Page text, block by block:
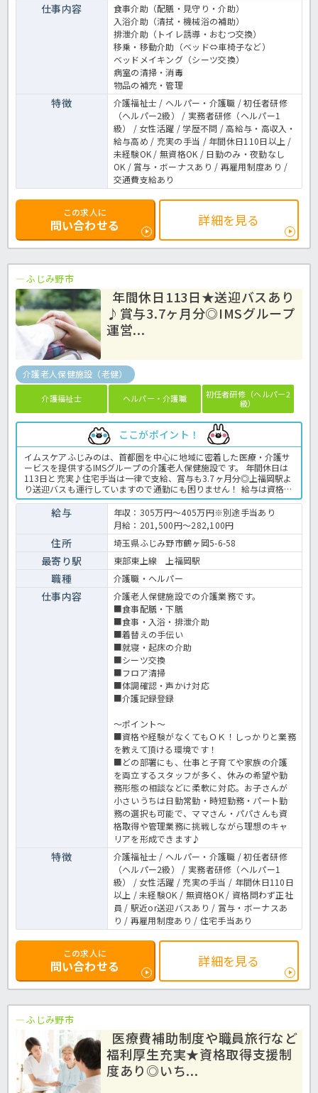
仕事内容
食事介助（配膳・見守り・介助）
入浴介助（清拭・機械浴の補助）
排泄介助（トイレ誘導・おむつ交換）
移乗・移動介助（ベッド⇔車椅子など）
ベッドメイキング（シーツ交換）
病室の清掃・消毒
物品の補充・管理
特徴
介護福祉士 / ヘルパー・介護職 / 初任者研修
（ヘルパー2級） / 実務者研修（ヘルパー1
級） / 女性活躍 / 学歴不問 / 高給与・高収入・
給与高め / 充実の手当 / 年間休日110日以上 /
未経験OK / 無資格OK / 日勤のみ・夜勤なし
OK / 賞与・ボーナスあり / 再雇用制度あり /
交通費支給あり
この求人に
問い合わせる 詳細を見る
ふじみ野市
年間休日113日★送迎バスあり
♪賞与3.7ヶ月分◎IMSグループ
運営...
介護老人保健施設（老健）
介護福祉士 ヘルパー・介護職
初任者研修（ヘルパー2
級）
ここがポイント！
イムスケアふじみのは、首都圏を中心に地域に密着した医療・介護サ
ービスを提供するIMSグループの介護老人保健施設です。 年間休日は
113日と充実♪住宅手当は一律で支給、賞与も3.7ヶ月分◎上福岡駅よ
り送迎バスも運行していますので通勤にも困りません！ 給与は資格と
経験や職歴により決定しますので、ご興味をお持ちでしたらまずはほ
っ介護までお問い合わせくださいね。無資格、未経験の方もご相談可
能な求人です！ たくさんのお問い合わせお待ちしています。老健での
介護業務全般です。＜介護職 正職員 老健の求人＞
給与
年収：305万円～405万円※別途手当あり
月給：201,500円～282,100円
住所 埼玉県ふじみ野市鶴ヶ岡5-6-58
最寄り駅 東部東上線 上福岡駅
職種 介護職・ヘルパー
仕事内容
介護老人保健施設での介護業務です。
■食事配膳・下膳
■食事・入浴・排泄介助
■着替えの手伝い
■就寝・起床の介助
■シーツ交換
■フロア清掃
■体調確認・声かけ対応
■介護記録登録
～ポイント～
■資格や経験がなくてもＯＫ！しっかりと業務
を教えて頂ける環境です！
■どの部署にも、仕事と子育てや家族の介護
を両立するスタッフが多く、休みの希望や勤
務形態の相談などに柔軟に対応。お子さんが
小さいうちは日勤常勤・時短勤務・パート勤
務の選択も可能で、ママさん・パパさんも資
格取得や管理業務に挑戦しながら理想のキャ
リアを形成できます♪
特徴
介護福祉士 / ヘルパー・介護職 / 初任者研修
（ヘルパー2級） / 実務者研修（ヘルパー1
級） / 女性活躍 / 充実の手当 / 年間休日110日
以上 / 未経験OK / 無資格OK / 資格問わず正社
員 / 駅近or送迎バスあり / 賞与・ボーナスあ
り / 再雇用制度あり / 住宅手当あり
この求人に
問い合わせる 詳細を見る
ふじみ野市
医療費補助制度や職員旅行など
福利厚生充実★資格取得支援制
度あり◎いち...